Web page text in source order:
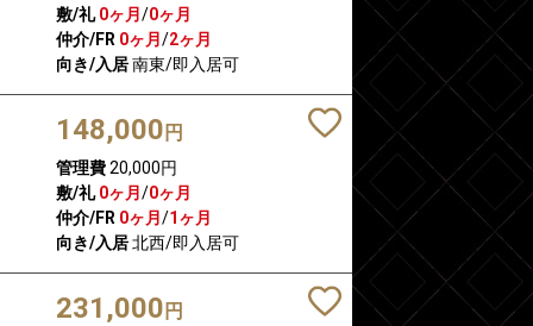
敷/礼 0ヶ月 /0ヶ月
仲介/FR 0ヶ月 /2ヶ月
向き/入居南東/即入居可
148,000 円
管理費20,000円
敷/礼 0ヶ月 /0ヶ月
仲介/FR 0ヶ月 /1ヶ月
向き/入居北西/即入居可
231,000 円